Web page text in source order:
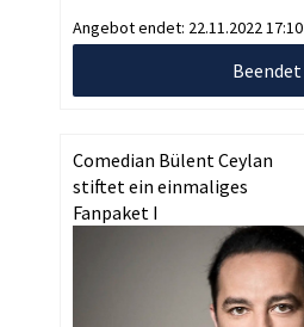
Angebot endet: 22.11.2022 17:10
Beendet
Comedian Bülent Ceylan
stiftet ein einmaliges
Fanpaket I